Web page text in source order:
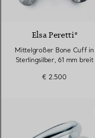
Elsa Peretti®
Mittelgroßer Bone Cuff in
Sterlingsilber, 61 mm breit
€ 2.500